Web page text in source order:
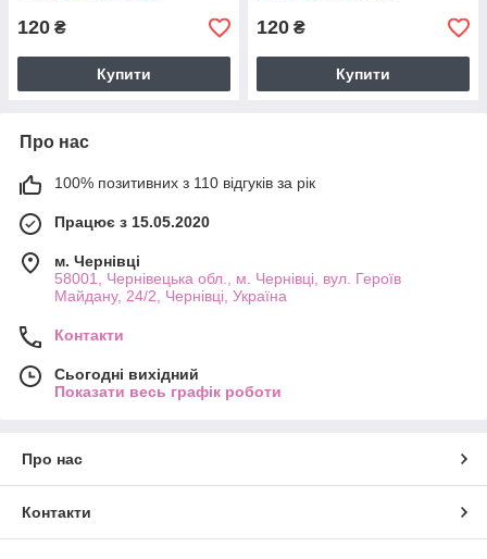
120 ₴
Купити
120 ₴
Купити
Про нас
100% позитивних з 110 відгуків за рік
Працює з 15.05.2020
м. Чернівці
58001, Чернівецька обл., м. Чернівці, вул. Героїв
Майдану, 24/2, Чернівці, Україна
Контакти
Сьогодні вихідний
Показати весь графік роботи
Про нас
Контакти